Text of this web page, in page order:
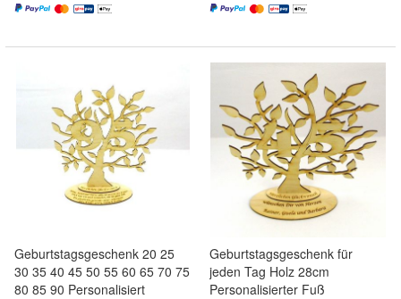
Geburtstagsgeschenk 20 25
30 35 40 45 50 55 60 65 70 75
80 85 90 Personalisiert
Geburtstagsgeschenk für
jeden Tag Holz 28cm
Personalisierter Fuß